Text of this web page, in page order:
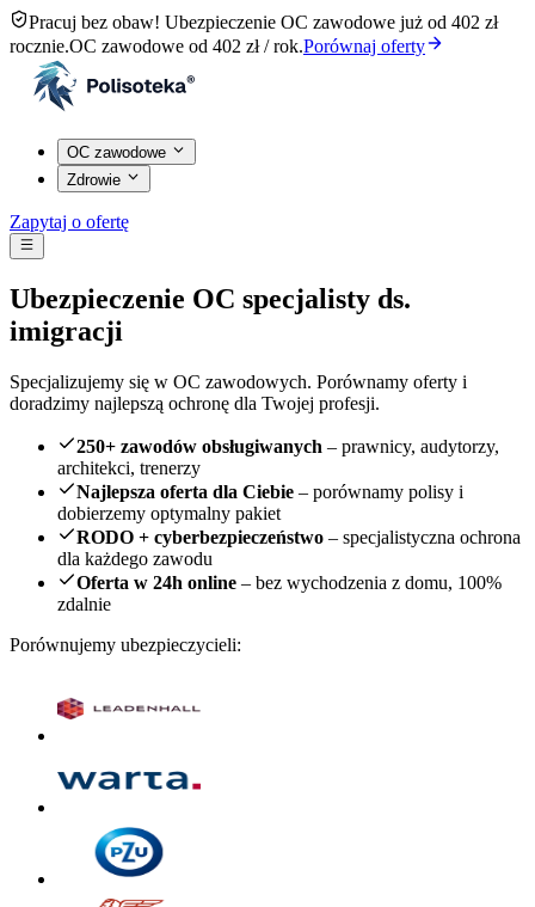
Pracuj bez obaw! Ubezpieczenie OC zawodowe już od 402 zł
rocznie.OC zawodowe od 402 zł / rok.Porównaj oferty
OC zawodowe
Zdrowie
Zapytaj o ofertę
Ubezpieczenie OC specjalisty ds.
imigracji
Specjalizujemy się w OC zawodowych. Porównamy oferty i
doradzimy najlepszą ochronę dla Twojej profesji.
250+ zawodów obsługiwanych – prawnicy, audytorzy,
architekci, trenerzy
Najlepsza oferta dla Ciebie – porównamy polisy i
dobierzemy optymalny pakiet
RODO + cyberbezpieczeństwo – specjalistyczna ochrona
dla każdego zawodu
Oferta w 24h online – bez wychodzenia z domu, 100%
zdalnie
Porównujemy ubezpieczycieli: